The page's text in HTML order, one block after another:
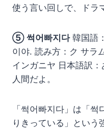
使う言い回しで、ドラ
⑤ 썩어빠지다韓国語
이야. 読み方：ク サラ
インガニヤ 日本語訳
人間だよ。
「썩어빠지다」は「
りきっている」という